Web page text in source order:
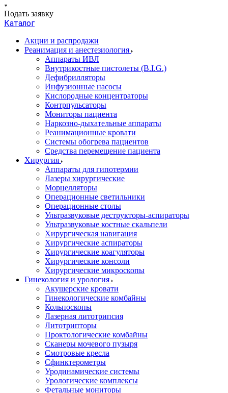
Подать заявку
Каталог
Акции и распродажи
Реанимация и анестезиология
Аппараты ИВЛ
Внутрикостные пистолеты (B.I.G.)
Дефибрилляторы
Инфузионные насосы
Кислородные концентраторы
Контрпульсаторы
Мониторы пациента
Наркозно-дыхательные аппараты
Реанимационные кровати
Системы обогрева пациентов
Средства перемещение пациента
Хирургия
Аппараты для гипотермии
Лазеры хирургические
Морцелляторы
Операционные светильники
Операционные столы
Ультразвуковые деструкторы-аспираторы
Ультразвуковые костные скальпели
Хирургическая навигация
Хирургические аспираторы
Хирургические коагуляторы
Хирургические консоли
Хирургические микроскопы
Гинекология и урология
Акушерские кровати
Гинекологические комбайны
Кольпоскопы
Лазерная литотрипсия
Литотрипторы
Проктологические комбайны
Сканеры мочевого пузыря
Смотровые кресла
Сфинктерометры
Уродинамические системы
Урологические комплексы
Фетальные мониторы